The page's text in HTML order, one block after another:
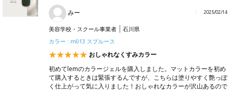
みー 2025/02/14
美容学校・スクール事業者
石川県
カラー : m013 スプルース
おしゃれなくすみカラー
初めてlemのカラージェルを購入しました。マットカラーを初め
て購入するときは緊張するんですが、こちらは塗りやすく艶っぽ
く仕上がって気に入りました！おしゃれなカラーが沢山あるので